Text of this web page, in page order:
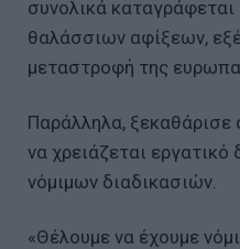
συνολικά
θαλάσσιων αφίξεων,
μεταστροφή της
Παράλληλα, ξεκαθάρισε
να χρειάζεται
νόμιμων διαδικασιών.
«Θέλουμε να έχουμε